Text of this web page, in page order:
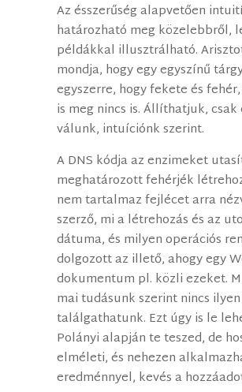
Az ésszerűség alapvetően
határozható meg közelebbről,
példákkal illusztrálható.
mondja, hogy egy egyszínű
egyszerre, hogy fekete és
is meg nincs is. Állíthatjuk,
válunk, intuíciónk szerint.
A DNS kódja az enzimeket
meghatározott fehérjék
nem tartalmaz fejlécet arra
szerző, mi a létrehozás és az
dátuma, és milyen operációs
dolgozott az illető, ahogy egy
dokumentum pl. közli ezeket.
mai tudásunk szerint nincs
találgathatunk. Ezt úgy is le
Polányi alapján te teszed, de
elméleti, és nehezen
eredménnyel, kevés a